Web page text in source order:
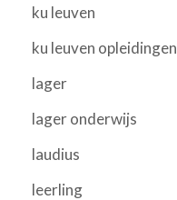
ku leuven
ku leuven opleidingen
lager
lager onderwijs
laudius
leerling